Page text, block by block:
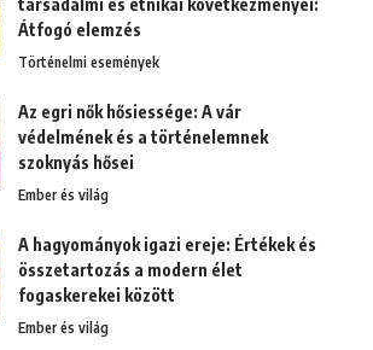
társadalmi és etnikai következményei:
Átfogó elemzés
Történelmi események
Az egri nők hősiessége: A vár
védelmének és a történelemnek
szoknyás hősei
Ember és világ
A hagyományok igazi ereje: Értékek és
összetartozás a modern élet
fogaskerekei között
Ember és világ